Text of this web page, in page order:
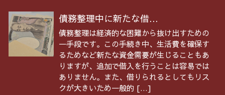
債務整理中に新たな借...
債務整理は経済的な困難から抜け出すための
一手段です。この手続き中、生活費を確保す
るためなど新たな資金需要が生じることもあ
りますが、追加で借入を行うことは容易では
ありません。また、借りられるとしてもリス
クが大きいため一般的 […]